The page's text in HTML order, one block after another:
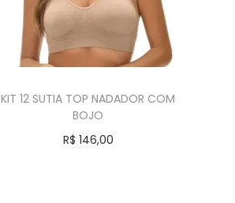
KIT 12 SUTIA TOP NADADOR COM
BOJO
R$ 146,00